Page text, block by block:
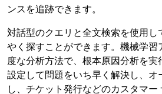
ンスを追跡できます。
対話型のクエリと全文検索を使用
やく探すことができます。機械学習
度な分析方法で、根本原因分析を
設定して問題をいち早く解決し、オ
し、チケット発行などのカスタマ